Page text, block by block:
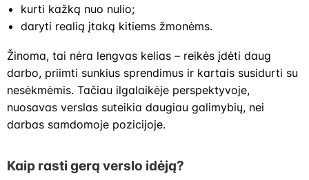
kurti kažką nuo nulio;
daryti realią įtaką kitiems žmonėms.
Žinoma, tai nėra lengvas kelias – reikės įdėti daug
darbo, priimti sunkius sprendimus ir kartais susidurti su
nesėkmėmis. Tačiau ilgalaikėje perspektyvoje,
nuosavas verslas suteikia daugiau galimybių, nei
darbas samdomoje pozicijoje.
Kaip rasti gerą verslo idėją?